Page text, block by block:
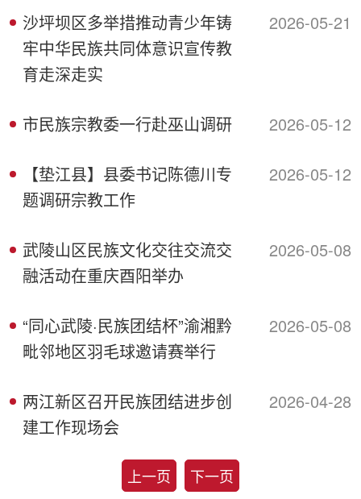
沙坪坝区多举措推动青少年铸
牢中华民族共同体意识宣传教
育走深走实
2026-05-21
市民族宗教委一行赴巫山调研 2026-05-12
【垫江县】县委书记陈德川专
题调研宗教工作
2026-05-12
武陵山区民族文化交往交流交
融活动在重庆酉阳举办
2026-05-08
“同心武陵·民族团结杯”渝湘黔
毗邻地区羽毛球邀请赛举行
2026-05-08
两江新区召开民族团结进步创
建工作现场会
2026-04-28
上一页 下一页